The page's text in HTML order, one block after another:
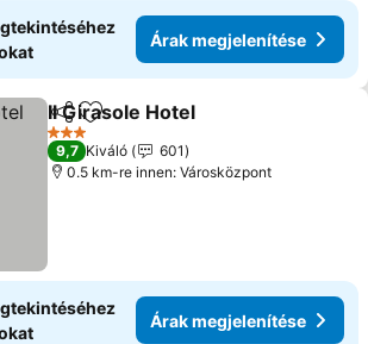
Árak megjelenítése
Megosztás
Hozzáadás a kedvencekhez
Il Girasole Hotel
3 Kategória
9,7 Kiváló
601
0.5 km-re innen: Városközpont
Árak megjelenítése